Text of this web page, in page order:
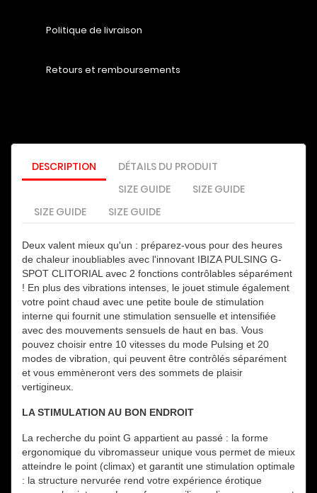
Politique de livraison
Retours et remboursements
DESCRIPTION
DÉTAILS DU PRODUIT
SIZE GUIDE
SIZE GUIDE
SIZE GUIDE
SIZE GUIDE
Deux valent mieux qu'un : préparez-vous pour des heures
de chaleur inoubliables avec l'innovant IBIZA PULSING G-
SPOT CLITORIAL avec 2 fonctions contrôlables séparément
! En plus des vibrations intenses, le jouet stimule également
votre point chaud avec une petite boule de stimulation
interne qui fournit une stimulation sensuelle et intensifiée
avec des mouvements sensuels de haut en bas. Vous
pouvez choisir entre 10 vitesses du mode Pulsing et 20
modes de vibration, qui peuvent être contrôlés séparément
et vous emmèneront vers des sommets de plaisir
vertigineux.
LA STIMULATION AU BON ENDROIT
La recherche du point G appartient au passé : la forme
ergonomique du vibromasseur unique vous permet de mieux
atteindre le point (climax) et garantit une stimulation optimale
: la structure nervurée rend votre expérience érotique